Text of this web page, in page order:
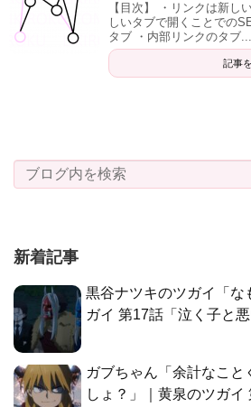
【目次】 ・リンクは新し
しいタブで開くことでの
タブ ・内部リンクのタブ...
記事
新着記事
黒谷ナツキのツガイ「な
ガイ 第17話「泣く子と悪
ガブちゃん「余計なこ
しょ？」｜黄泉のツガイ